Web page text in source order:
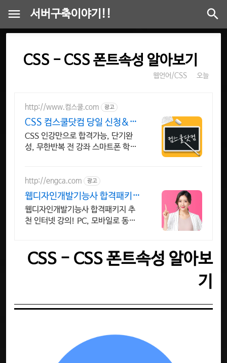
서버구축이야기!!
CSS - CSS 폰트속성 알아보기
웹언어/CSS 오늘
http://www.컴스쿨.com 광고
CSS 컴스쿨닷컴 당일 신청&결
제시 기프티콘!
CSS 인강만으로 합격가능, 단기완
성, 무한반복 전 강좌 스마트폰 학습
http://engca.com 광고
웹디자인개발기능사 합격패키지
PC/스마트폰 동영상강의
웹디자인개발기능사 합격패키지 추
천 인터넷 강의! PC, 모바일로 동시
CSS - CSS 폰트속성 알아보
기